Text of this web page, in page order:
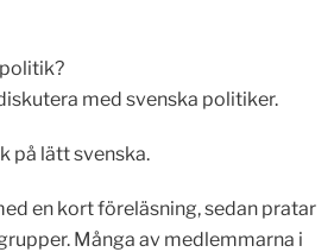
med svenska politiker.
på lätt svenska.
en kort föreläsning, sedan pratar
Många av medlemmarna i